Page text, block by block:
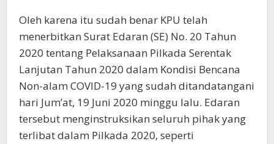
Oleh karena itu sudah benar KPU telah
menerbitkan Surat Edaran (SE) No. 20 Tahun
2020 tentang Pelaksanaan Pilkada Serentak
Lanjutan Tahun 2020 dalam Kondisi Bencana
Non-alam COVID-19 yang sudah ditandatangani
hari Jum’at, 19 Juni 2020 minggu lalu. Edaran
tersebut menginstruksikan seluruh pihak yang
terlibat dalam Pilkada 2020, seperti